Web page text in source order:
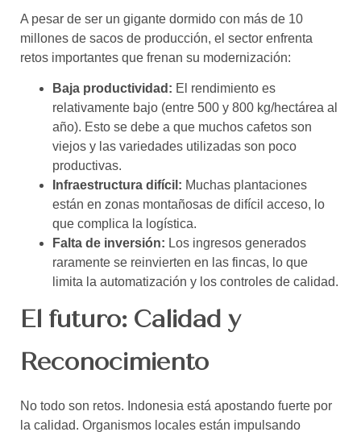
A pesar de ser un gigante dormido con más de 10
millones de sacos de producción, el sector enfrenta
retos importantes que frenan su modernización:
Baja productividad: El rendimiento es
relativamente bajo (entre 500 y 800 kg/hectárea al
año). Esto se debe a que muchos cafetos son
viejos y las variedades utilizadas son poco
productivas.
Infraestructura difícil: Muchas plantaciones
están en zonas montañosas de difícil acceso, lo
que complica la logística.
Falta de inversión: Los ingresos generados
raramente se reinvierten en las fincas, lo que
limita la automatización y los controles de calidad.
El futuro: Calidad y
Reconocimiento
No todo son retos. Indonesia está apostando fuerte por
la calidad. Organismos locales están impulsando